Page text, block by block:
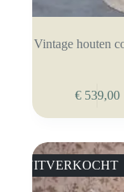
Vintage houten
€539,00
UITVERKOCHT